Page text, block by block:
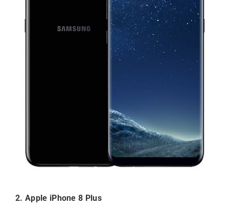
2. Apple iPhone 8 Plus